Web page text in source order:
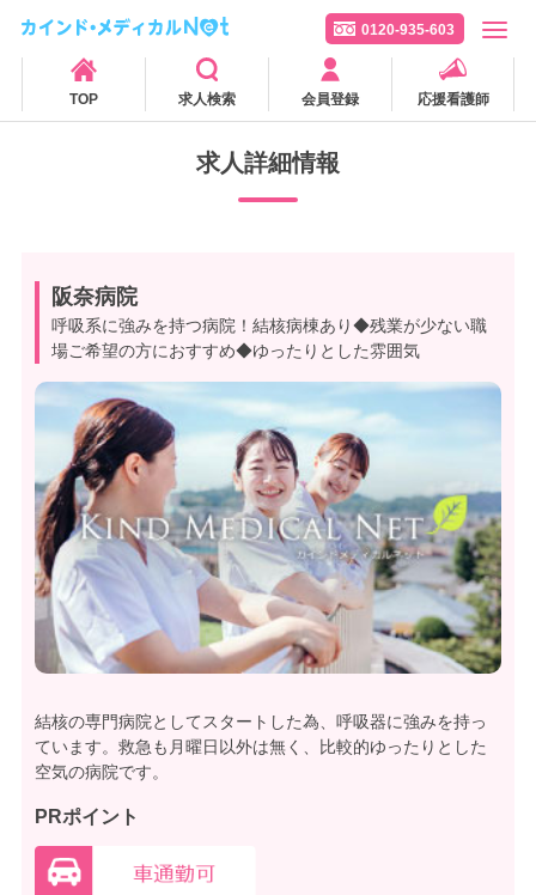
0120-935-603
TOP 求人検索 会員登録 応援看護師
求人詳細情報
阪奈病院
呼吸系に強みを持つ病院！結核病棟あり◆残業が少ない職
場ご希望の方におすすめ◆ゆったりとした雰囲気
結核の専門病院としてスタートした為、呼吸器に強みを持っ
ています。救急も月曜日以外は無く、比較的ゆったりとした
空気の病院です。
PRポイント